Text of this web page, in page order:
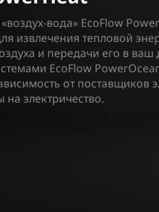
вода» EcoFlow
извлечения тепловой
и передачи его в ваш
EcoFlow
от поставщиков
на электричество.